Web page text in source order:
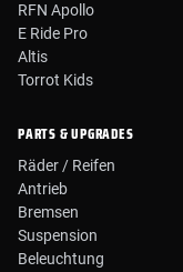
RFN Apollo
E Ride Pro
Altis
Torrot Kids
PARTS & UPGRADES
Räder / Reifen
Antrieb
Bremsen
Suspension
Beleuchtung